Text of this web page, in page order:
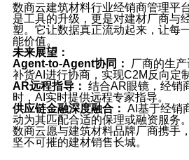
数商云建筑材料行业经销商管理平
是工具的升级，更是对建材厂商与
塑。它让数据真正流动起来，让每
能价值。
未来展望：
Agent-to-Agent协同：
厂商的生
补货AI进行协商，实现C2M反向定制
AR远程指导：
结合AR眼镜，经销
时，AI实时提供远程专家指导。
供应链金融深度融合：
AI基于经销
动为其匹配合适的保理或融资服务。
数商云愿与建筑材料品牌厂商携手
坚不可摧的建材销售长城。